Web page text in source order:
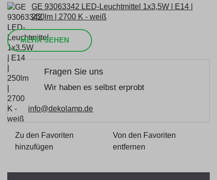
GE 93063342 LED-Leuchtmittel 1x3,5W | E14 |
250lm | 2700 K - weiß
MEHR SEHEN
Fragen Sie uns
Wir haben es selbst erprobt
info@dekolamp.de
Zu den Favoriten
hinzufügen
Von den Favoriten
entfernen